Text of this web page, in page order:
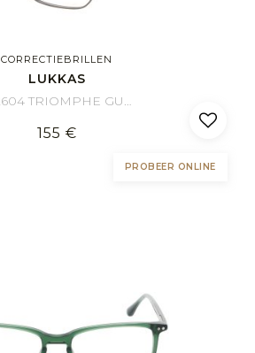
CORRECTIEBRILLEN
LUKKAS
LU 2604 TRIOMPHE GUBT 57/15
155 €
PROBEER ONLINE